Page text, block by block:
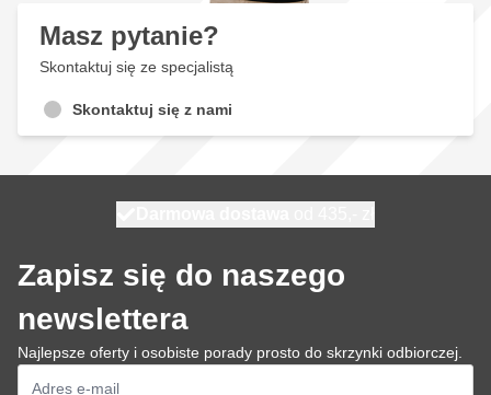
Masz pytanie?
Skontaktuj się ze specjalistą
Skontaktuj się z nami
Zapisz się do naszego
newslettera
Najlepsze oferty i osobiste porady prosto do skrzynki odbiorczej.